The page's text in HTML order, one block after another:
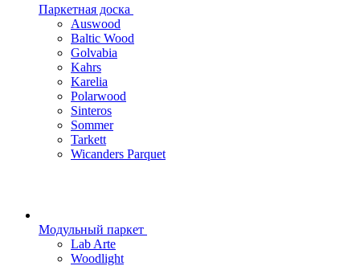
Паркетная доска
Auswood
Baltic Wood
Golvabia
Kahrs
Karelia
Polarwood
Sinteros
Sommer
Tarkett
Wicanders Parquet
Модульный паркет
Lab Arte
Woodlight